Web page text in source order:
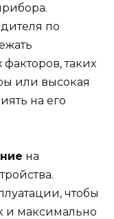
по
таких
или высокая
на его
на
чтобы
и максимально